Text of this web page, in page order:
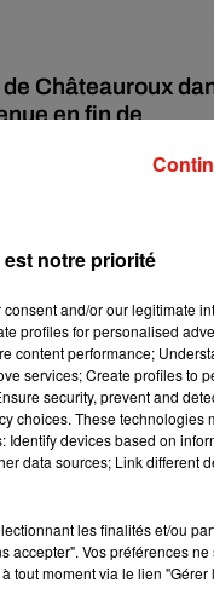
Châteauroux
en fin de
de Châteauroux
altercations ont
du comité de défense
que le même sort
notre priorité
and/or our legitimate
profiles for personalised
content performance;
services; Create profiles to
security, prevent and
choices. These technologies
devices based on
data sources; Link different
les finalités et/ou
accepter". Vos préférences
tout moment via le lien